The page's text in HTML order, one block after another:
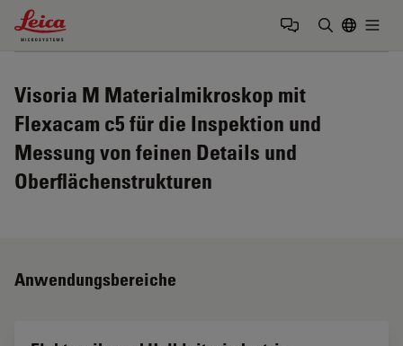
Leica Microsystems Logo
Visoria M Materialmikroskop mit
Flexacam c5 für die Inspektion und
Messung von feinen Details und
Oberflächenstrukturen
Anwendungsbereiche